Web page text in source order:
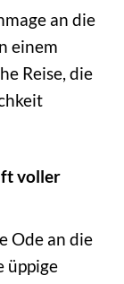
an die
einem
Reise, die
voller
Ode an die
üppige